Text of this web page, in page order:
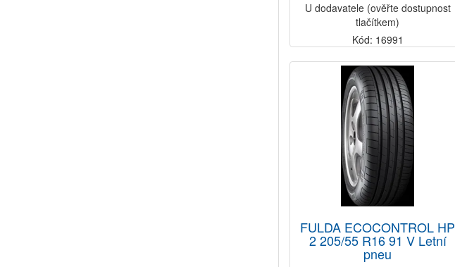
U dodavatele (ověřte dostupnost
tlačítkem)
Kód: 16991
FULDA ECOCONTROL HP
2 205/55 R16 91 V Letní
pneu